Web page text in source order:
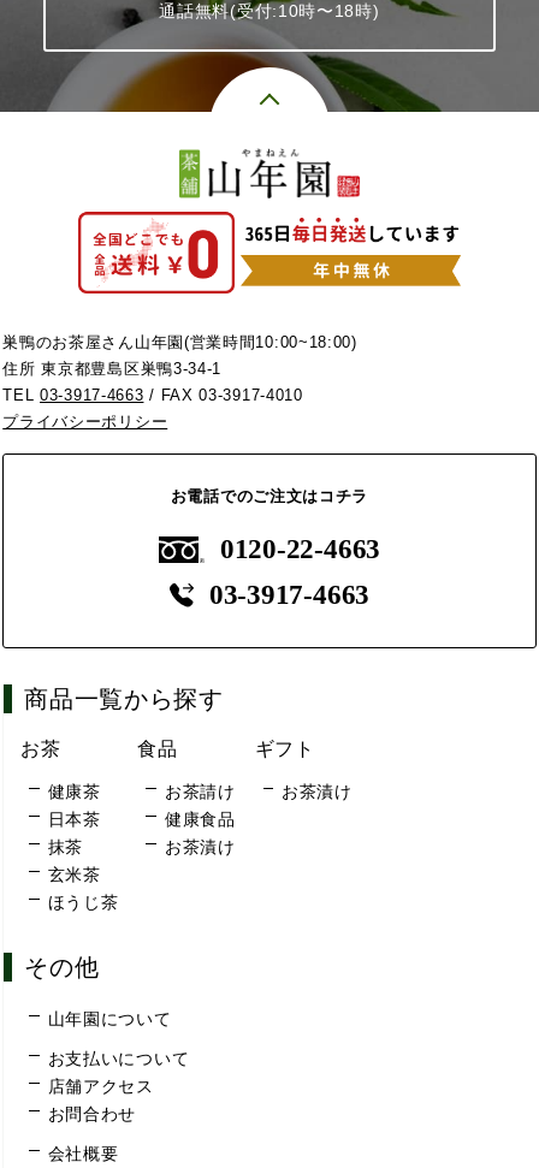
通話無料(受付:10時〜18時)
巣鴨のお茶屋さん山年園(営業時間10:00~18:00)
住所 東京都豊島区巣鴨3-34-1
TEL03-3917-4663 / FAX 03-3917-4010
プライバシーポリシー
お電話でのご注文はコチラ
0120-22-4663
03-3917-4663
商品一覧から探す
お茶
健康茶
日本茶
抹茶
玄米茶
ほうじ茶
食品
お茶請け
健康食品
お茶漬け
ギフト
お茶漬け
その他
山年園について
お支払いについて
店舗アクセス
お問合わせ
会社概要